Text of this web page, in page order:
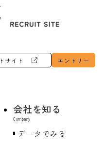
サイト エントリー
会社を知る
データでみる